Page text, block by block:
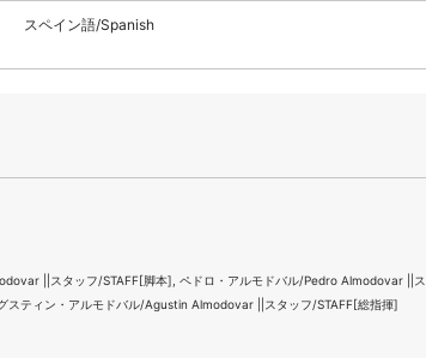
スペイン語/Spanish
||スタッフ/STAFF[脚本], ペドロ・アルモドバル/Pedro Almodovar ||
スティン・アルモドバル/Agustin Almodovar ||スタッフ/STAFF[総指揮]